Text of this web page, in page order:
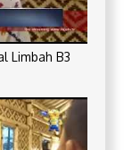
Limbah B3